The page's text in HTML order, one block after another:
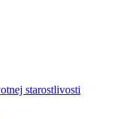
starostlivosti